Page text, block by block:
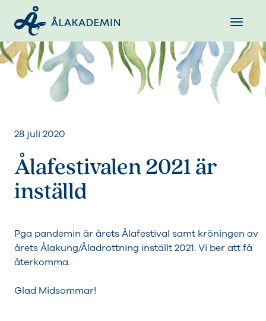
28 juli 2020
Ålafestivalen 2021 är
inställd
Pga pandemin är årets Ålafestival samt kröningen av
årets Ålakung/Åladrottning inställt 2021. Vi ber att få
återkomma.
Glad Midsommar!